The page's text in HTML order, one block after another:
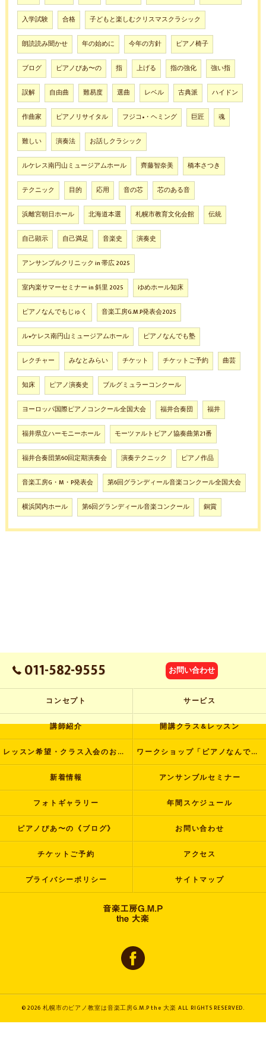
入学試験 合格 子どもと楽しむクリスマスクラシック
朗読読み聞かせ 年の始めに 今年の方針 ピアノ椅子
ブログ ピアノぴあ〜の 指 上げる 指の強化 強い指
誤解 自由曲 難易度 選曲 レベル 古典派 ハイドン
作曲家 ピアノリサイタル フジコ•・ヘミング 巨匠 魂
難しい 演奏法 お話しクラシック
ルケレス南円山ミュージアムホール 齊藤智奈美 橋本さつき
テクニック 目的 応用 音の芯 芯のある音
浜離宮朝日ホール 北海道本選 札幌市教育文化会館 伝統
自己顕示 自己満足 音楽史 演奏史
アンサンブルクリニック in 帯広 2025
室内楽サマーセミナー in 斜里 2025 ゆめホール知床
ピアノなんでもじゅく 音楽工房G.M.P発表会2025
ル•ケレス南円山ミュージアムホール ピアノなんでも塾
レクチャー みなとみらい チケット チケットご予約 曲芸
知床 ピアノ演奏史 ブルグミュラーコンクール
ヨーロッパ国際ピアノコンクール全国大会 福井合奏団 福井
福井県立ハーモニーホール モーツァルトピアノ協奏曲第21番
福井合奏団第60回定期演奏会 演奏テクニック ピアノ作品
音楽工房G・M・P発表会 第6回グランディール音楽コンクール全国大会
横浜関内ホール 第6回グランディール音楽コンクール 銅賞
011-582-9555 お問い合わせ
コンセプト サービス
講師紹介 開講クラス&レッスン
レッスン希望・クラス入会のお申し込み ワークショップ「ピアノなんでも塾」
新着情報 アンサンブルセミナー
フォトギャラリー 年間スケジュール
ピアノぴあ〜の《ブログ》 お問い合わせ
チケットご予約 アクセス
プライバシーポリシー サイトマップ
© 2026 札幌市のピアノ教室は音楽工房G.M.P the 大楽 ALL RIGHTS RESERVED.